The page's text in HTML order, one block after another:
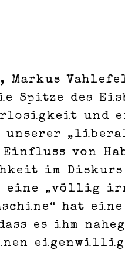
Markus
des
und
Einfluss von
im
eine „völlig
hat
es ihm